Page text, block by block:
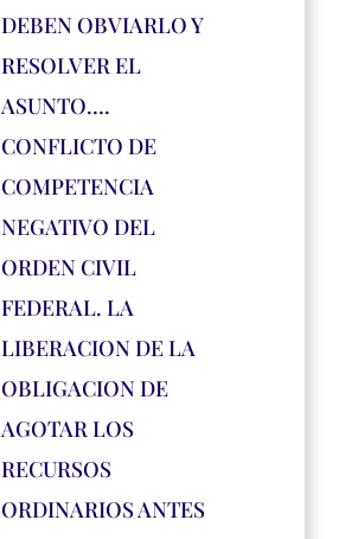
DEBEN OBVIARLO Y
RESOLVER EL
ASUNTO….
CONFLICTO DE
COMPETENCIA
NEGATIVO DEL
ORDEN CIVIL
FEDERAL. LA
LIBERACION DE LA
OBLIGACION DE
AGOTAR LOS
RECURSOS
ORDINARIOS ANTES